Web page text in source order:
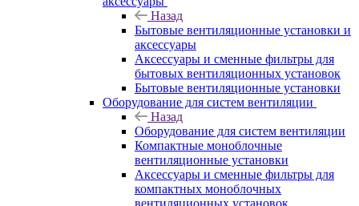
Назад
Бытовые вентиляционные установки и
аксессуары
Аксессуары и сменные фильтры для
бытовых вентиляционных установок
Бытовые вентиляционные установки
Оборудование для систем вентиляции
Назад
Оборудование для систем вентиляции
Компактные моноблочные
вентиляционные установки
Аксессуары и сменные фильтры для
компактных моноблочных
вентиляционных установок